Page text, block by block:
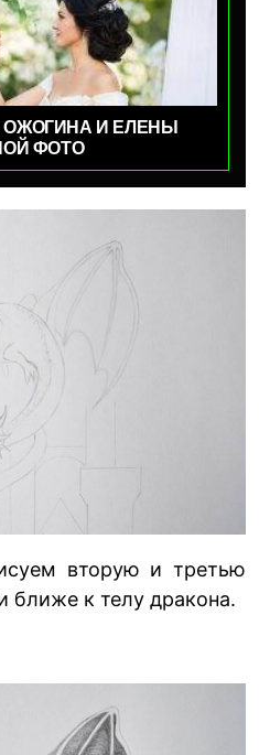
И ЕЛЕНЫ
ФОТО
вторую и третью
ближе к телу дракона.